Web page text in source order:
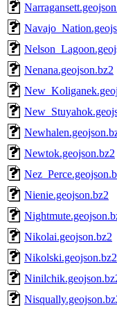
Nenana.geojson.bz2
Newtok.geojson.bz2
Nienie.geojson.bz2
Nikolai.geojson.bz2
Nikolski.geojson.bz2